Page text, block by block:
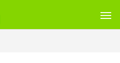
継続支援B型・ニコサービス